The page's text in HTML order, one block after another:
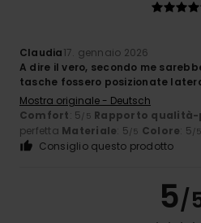
Claudia17. gennaio 2026
A dire il vero, secondo me
tasche fossero posizionate
Mostra originale - Deutsch
Comfort: 5/5 Rapporto qualità-
perfetta Materiale: 5/5 Colore: 5/5
Consiglio questo prodotto
5/